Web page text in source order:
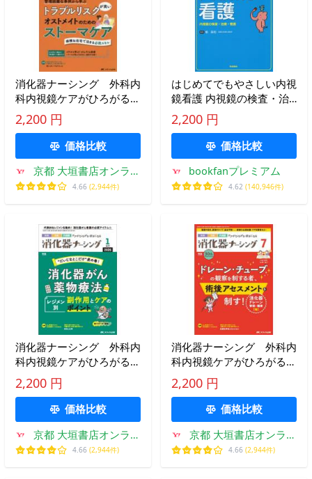
消化器ナーシング 外科内
科内視鏡ケアがひろがる・
好きになる 第３０巻１１
号（２０２５−１１）
2,200 円
価格比較
京都 大垣書店オンライ
ン
4.66 (2,944件)
はじめてでもやさしい内視
鏡看護 内視鏡の検査・治
療・看護/椿昌裕
2,200 円
価格比較
bookfanプレミアム
4.62 (140,946件)
消化器ナーシング 外科内
科内視鏡ケアがひろがる・
好きになる 第３１巻１号
（２０２６−１）
2,200 円
価格比較
京都 大垣書店オンライ
ン
4.66 (2,944件)
消化器ナーシング 外科内
科内視鏡ケアがひろがる・
好きになる 第３０巻７号
（２０２５−７）
2,200 円
価格比較
京都 大垣書店オンライ
ン
4.66 (2,944件)